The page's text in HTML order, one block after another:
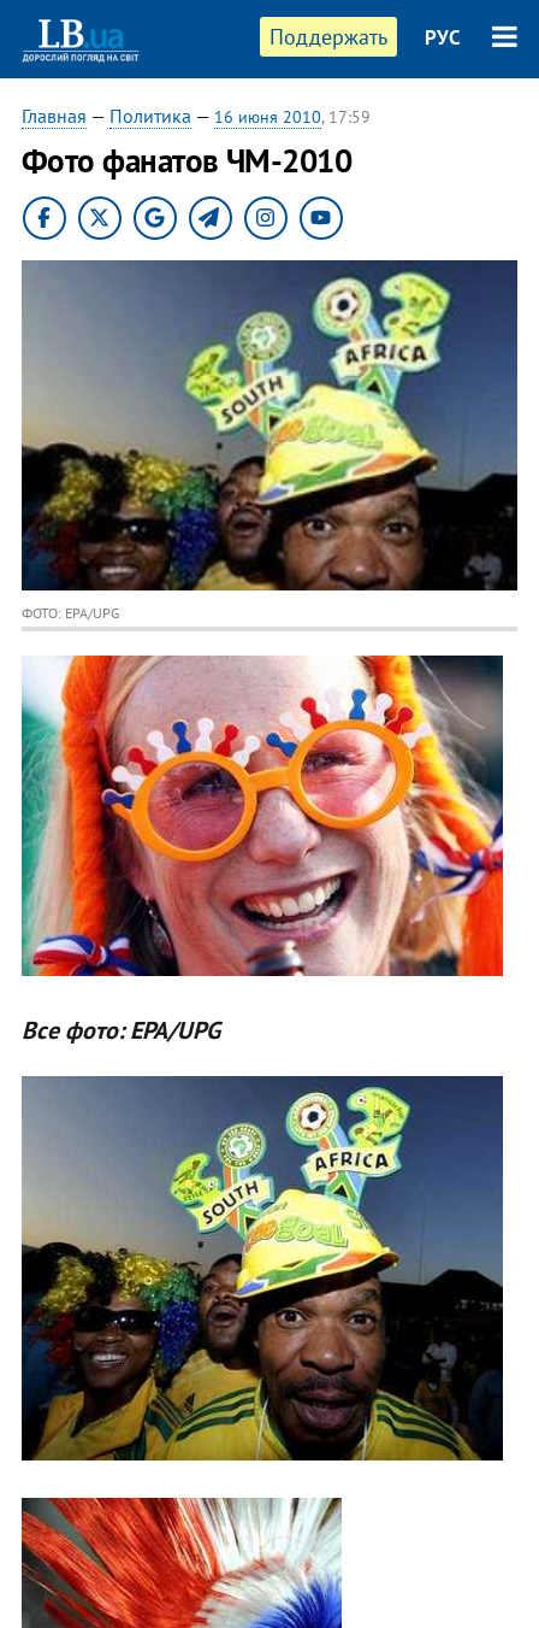
Поддержать РУС
Главная — Политика — 16 июня 2010, 17:59
Фото фанатов ЧМ-2010
ФОТО: EPA/UPG
Все фото: EPA/UPG